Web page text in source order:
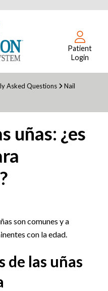
Patient
Login
Asked Questions
Nail
uñas: ¿es
son comunes y a
con la edad.
de las uñas